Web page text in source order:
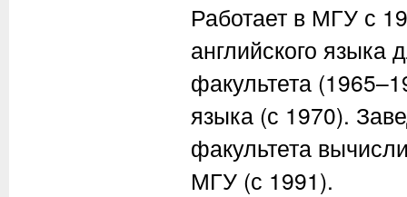
Работает в МГУ с
английского языка
факультета
языка (с 1970).
факультета
МГУ (с 1991).